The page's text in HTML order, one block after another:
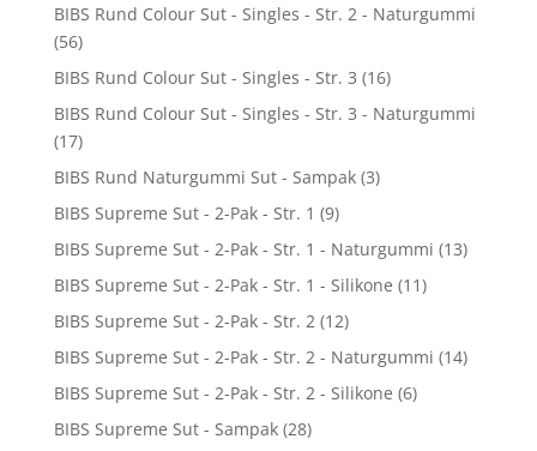
BIBS Rund Colour Sut - Singles - Str. 2 - Naturgummi
(56)
BIBS Rund Colour Sut - Singles - Str. 3 (16)
BIBS Rund Colour Sut - Singles - Str. 3 - Naturgummi
(17)
BIBS Rund Naturgummi Sut - Sampak (3)
BIBS Supreme Sut - 2-Pak - Str. 1 (9)
BIBS Supreme Sut - 2-Pak - Str. 1 - Naturgummi (13)
BIBS Supreme Sut - 2-Pak - Str. 1 - Silikone (11)
BIBS Supreme Sut - 2-Pak - Str. 2 (12)
BIBS Supreme Sut - 2-Pak - Str. 2 - Naturgummi (14)
BIBS Supreme Sut - 2-Pak - Str. 2 - Silikone (6)
BIBS Supreme Sut - Sampak (28)